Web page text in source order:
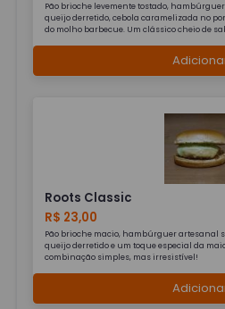
Pão brioche levemente tostado,
queijo derretido, cebola caramelizada no
do molho barbecue. Um clássico cheio de
Roots Classic
R$ 23,00
Pão brioche macio, hambúrguer artesanal
queijo derretido e um toque especial da
combinação simples, mas irresistível!